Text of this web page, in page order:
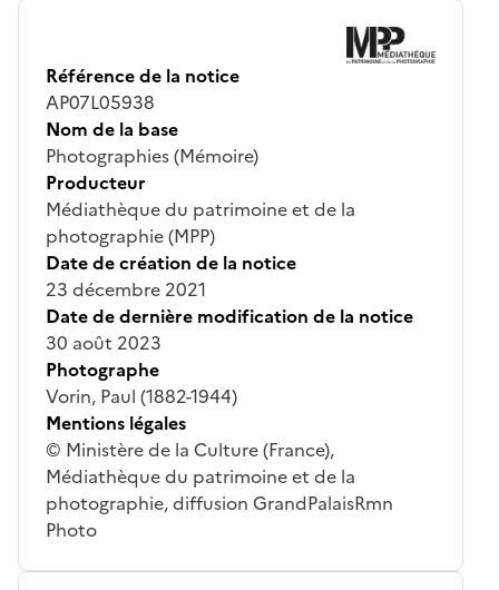
Référence de la notice
AP07L05938
Nom de la base
Photographies (Mémoire)
Producteur
Médiathèque du patrimoine et de la
photographie (MPP)
Date de création de la notice
23 décembre 2021
Date de dernière modification de la notice
30 août 2023
Photographe
Vorin, Paul (1882-1944)
Mentions légales
© Ministère de la Culture (France),
Médiathèque du patrimoine et de la
photographie, diffusion GrandPalaisRmn
Photo